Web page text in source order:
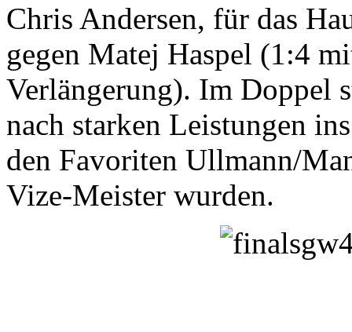
Chris Andersen, für das
gegen Matej Haspel (1:4
Verlängerung). Im Doppel
nach starken Leistungen
den Favoriten Ullmann/
Vize-Meister wurden.